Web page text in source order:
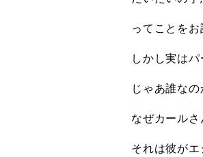
ってことを
しかし実は
じゃあ誰な
なぜカール
それは彼が